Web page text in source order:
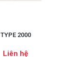
TYPE 2000
Liên hệ